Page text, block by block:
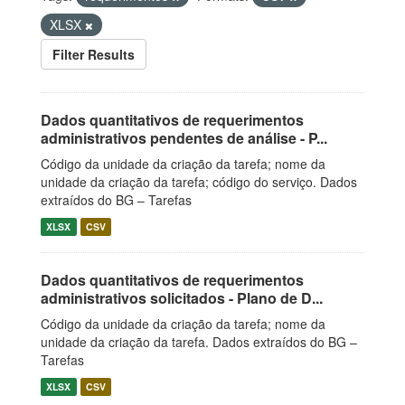
XLSX
Filter Results
Dados quantitativos de requerimentos
administrativos pendentes de análise - P...
Código da unidade da criação da tarefa; nome da
unidade da criação da tarefa; código do serviço. Dados
extraídos do BG – Tarefas
XLSX CSV
Dados quantitativos de requerimentos
administrativos solicitados - Plano de D...
Código da unidade da criação da tarefa; nome da
unidade da criação da tarefa. Dados extraídos do BG –
Tarefas
XLSX CSV